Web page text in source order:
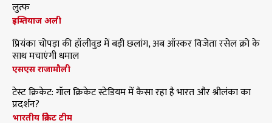
लुत्फ
इम्तियाज अली
प्रियंका चोपड़ा की हॉलीवुड में बड़ी छलांग, अब ऑस्कर विजेता रसेल क्रो के
साथ मचाएंगी धमाल
एसएस राजामौली
टेस्ट क्रिकेट: गॉल क्रिकेट स्टेडियम में कैसा रहा है भारत और श्रीलंका का
प्रदर्शन?
भारतीय क्रिकेट टीम